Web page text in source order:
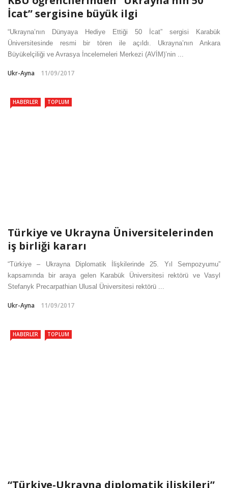
İcat” sergisine büyük ilgi
“Ukrayna’nın Dünyaya Hediye Ettiği 50 İcat” sergisi Karabük
Üniversitesinde resmi bir tören ile açıldı. Ukrayna’nın Ankara
Büyükelçiliği ve Avrasya İncelemeleri Merkezi (AVİM)’nin ...
Ukr-Ayna 11/09/2017
HABERLER TOPLUM
Türkiye ve Ukrayna Üniversitelerinden
iş birliği kararı
“Türkiye – Ukrayna Diplomatik İlişkilerinde 25. Yıl Sempozyumu”
kapsamında bir araya gelen Karabük Üniversitesi rektörü ve Vasyl
Stefanyk Precarpathian Ulusal Üniversitesi rektörü ...
Ukr-Ayna 11/09/2017
HABERLER TOPLUM
“Türkiye-Ukrayna diplomatik ilişkileri”